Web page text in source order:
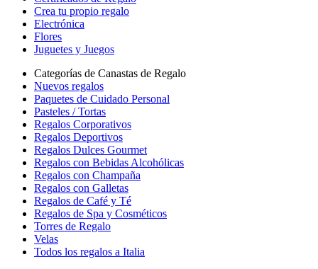
Crea tu propio regalo
Electrónica
Flores
Juguetes y Juegos
Categorías de Canastas de Regalo
Nuevos regalos
Paquetes de Cuidado Personal
Pasteles / Tortas
Regalos Corporativos
Regalos Deportivos
Regalos Dulces Gourmet
Regalos con Bebidas Alcohólicas
Regalos con Champaña
Regalos con Galletas
Regalos de Café y Té
Regalos de Spa y Cosméticos
Torres de Regalo
Velas
Todos los regalos a Italia